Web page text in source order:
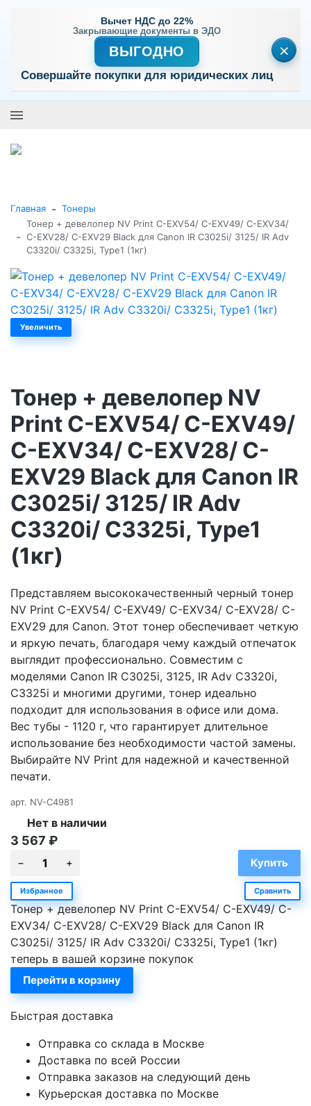
Вычет НДС до 22%
Закрывающие документы в ЭДО
ВЫГОДНО
Совершайте покупки для юридических лиц
×
Главная - Тонеры
-
Тонер + девелопер NV Print C-EXV54/ C-EXV49/ C-EXV34/
C-EXV28/ C-EXV29 Black для Canon IR C3025i/ 3125/ IR Adv
C3320i/ C3325i, Type1 (1кг)
Увеличить
Тонер + девелопер NV
Print C-EXV54/ C-EXV49/
C-EXV34/ C-EXV28/ C-
EXV29 Black для Canon IR
C3025i/ 3125/ IR Adv
C3320i/ C3325i, Type1
(1кг)
Представляем высококачественный черный тонер
NV Print C-EXV54/ C-EXV49/ C-EXV34/ C-EXV28/ C-
EXV29 для Canon. Этот тонер обеспечивает четкую
и яркую печать, благодаря чему каждый отпечаток
выглядит профессионально. Совместим с
моделями Canon IR C3025i, 3125, IR Adv C3320i,
C3325i и многими другими, тонер идеально
подходит для использования в офисе или дома.
Вес тубы - 1120 г, что гарантирует длительное
использование без необходимости частой замены.
Выбирайте NV Print для надежной и качественной
печати.
арт. NV-C4981
Нет в наличии
3 567 ₽
Избранное Сравнить
Тонер + девелопер NV Print C-EXV54/ C-EXV49/ C-
EXV34/ C-EXV28/ C-EXV29 Black для Canon IR
C3025i/ 3125/ IR Adv C3320i/ C3325i, Type1 (1кг)
теперь в вашей корзине покупок
Перейти в корзину
Быстрая доставка
Отправка со склада в Москве
Доставка по всей России
Отправка заказов на следующий день
Курьерская доставка по Москве